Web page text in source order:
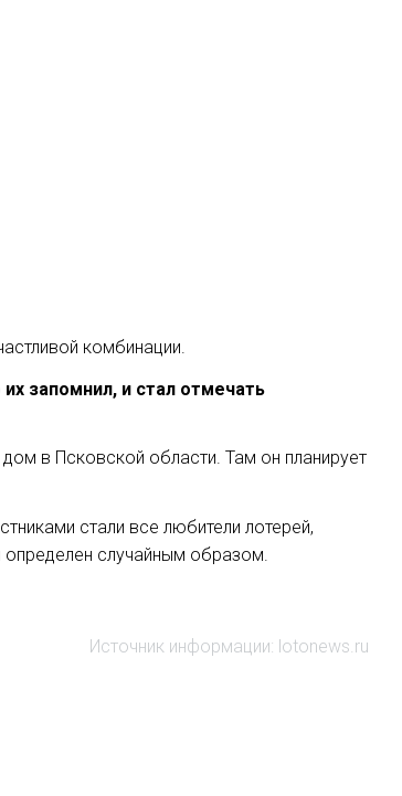
комбинации.
запомнил, и стал отмечать
в Псковской области. Там он планирует
стали все любители лотерей,
определен случайным образом.
Источник информации: lotonews.ru